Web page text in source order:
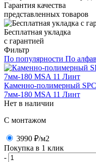
Гарантия качества
представленных товаров
Бесплатная укладка
с гарантией
Фильтр
По популярности По
Каменно-полимерный
7мм-180 MSA 11 Линт
Нет в наличии
C монтажом
3990 ₽/м2
Покупка в 1 клик
-